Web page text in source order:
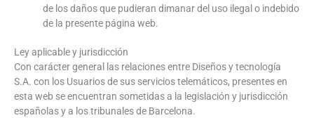
de los daños que pudieran dimanar del uso ilegal o indebido
de la presente página web.
Ley aplicable y jurisdicción
Con carácter general las relaciones entre Diseños y tecnología
S.A. con los Usuarios de sus servicios telemáticos, presentes en
esta web se encuentran sometidas a la legislación y jurisdicción
españolas y a los tribunales de Barcelona.